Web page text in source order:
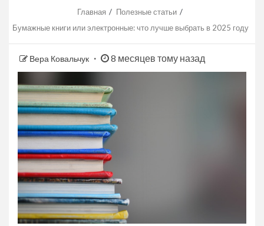
Главная
Полезные статьи
Бумажные книги или электронные: что лучше выбрать в 2025 году
Вера Ковальчук 8 месяцев тому назад